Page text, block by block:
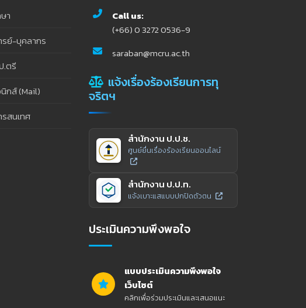
า
ย์-บุคลากร
.ตรี
กส์ (Mail)
สนเทศ
Call us:
(+66) 0 3272 0536-9
saraban@mcru.ac.th
แจ้งเรื่องร้องเรียนการทุ
จริตฯ
สำนักงาน ป.ป.ช.
ศูนย์ยื่นเรื่องร้องเรียนออนไลน์
สำนักงาน ป.ป.ท.
แจ้งเบาะแสแบบปกปิดตัวตน
ประเมินความพึงพอใจ
แบบประเมินความพึงพอใจ
เว็บไซต์
คลิกเพื่อร่วมประเมินและเสนอแนะ